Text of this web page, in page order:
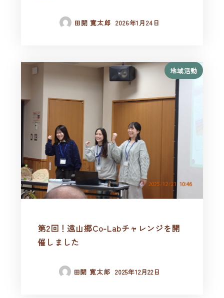
田開 寛太郎 2026年1月24日
地域活動
第2回！遠山郷Co-Labチャレンジを開
催しました
田開 寛太郎 2025年12月22日